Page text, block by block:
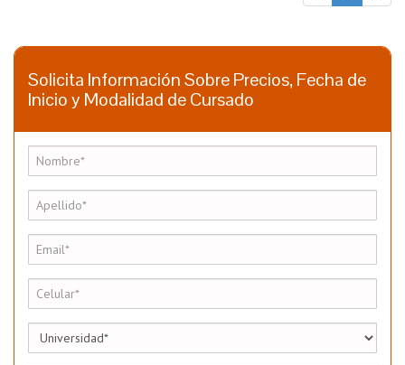
Solicita Información Sobre Precios, Fecha de
Inicio y Modalidad de Cursado